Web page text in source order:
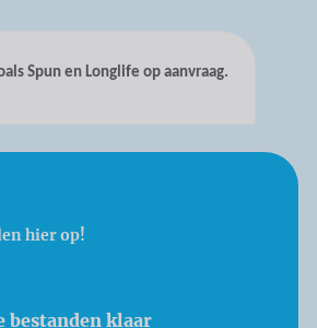
Spun en Longlife op aanvraag.
hier op!
bestanden klaar